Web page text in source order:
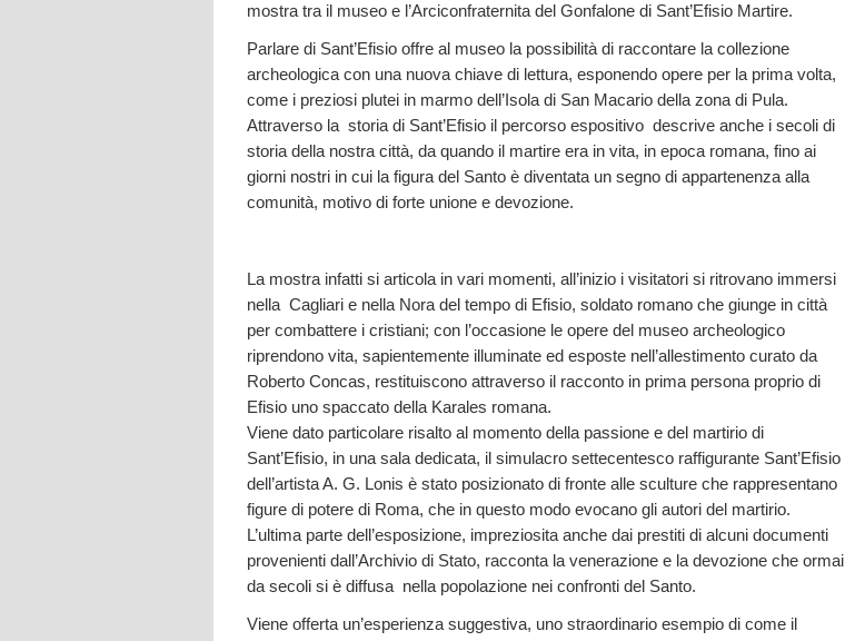
mostra tra il museo e l’Arciconfraternita del Gonfalone di Sant’Efisio Martire.
Parlare di Sant’Efisio offre al museo la possibilità di raccontare la collezione
archeologica con una nuova chiave di lettura, esponendo opere per la prima volta,
come i preziosi plutei in marmo dell’Isola di San Macario della zona di Pula.
Attraverso la storia di Sant’Efisio il percorso espositivo descrive anche i secoli di
storia della nostra città, da quando il martire era in vita, in epoca romana, fino ai
giorni nostri in cui la figura del Santo è diventata un segno di appartenenza alla
comunità, motivo di forte unione e devozione.
La mostra infatti si articola in vari momenti, all’inizio i visitatori si ritrovano immersi
nella Cagliari e nella Nora del tempo di Efisio, soldato romano che giunge in città
per combattere i cristiani; con l’occasione le opere del museo archeologico
riprendono vita, sapientemente illuminate ed esposte nell’allestimento curato da
Roberto Concas, restituiscono attraverso il racconto in prima persona proprio di
Efisio uno spaccato della Karales romana.
Viene dato particolare risalto al momento della passione e del martirio di
Sant’Efisio, in una sala dedicata, il simulacro settecentesco raffigurante Sant’Efisio
dell’artista A. G. Lonis è stato posizionato di fronte alle sculture che rappresentano
figure di potere di Roma, che in questo modo evocano gli autori del martirio.
L’ultima parte dell’esposizione, impreziosita anche dai prestiti di alcuni documenti
provenienti dall’Archivio di Stato, racconta la venerazione e la devozione che ormai
da secoli si è diffusa nella popolazione nei confronti del Santo.
Viene offerta un’esperienza suggestiva, uno straordinario esempio di come il